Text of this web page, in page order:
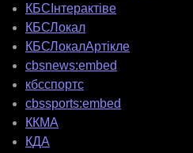
КБСІнтерактіве
КБСЛокал
КБСЛокалАртікле
cbsnews:embed
кбсспортс
cbssports:embed
ККМА
КДА